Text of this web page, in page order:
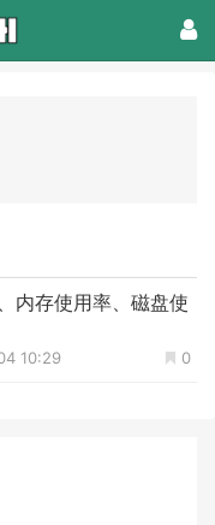
内存使用率、磁盘使
0
10:29